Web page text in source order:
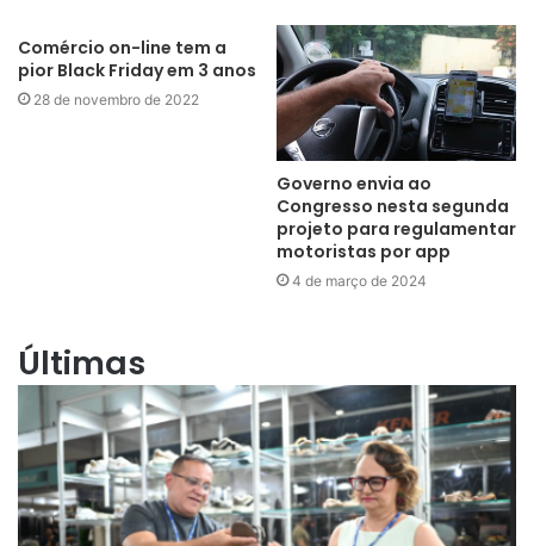
Comércio on-line tem a
pior Black Friday em 3 anos
28 de novembro de 2022
Governo envia ao
Congresso nesta segunda
projeto para regulamentar
motoristas por app
4 de março de 2024
Últimas